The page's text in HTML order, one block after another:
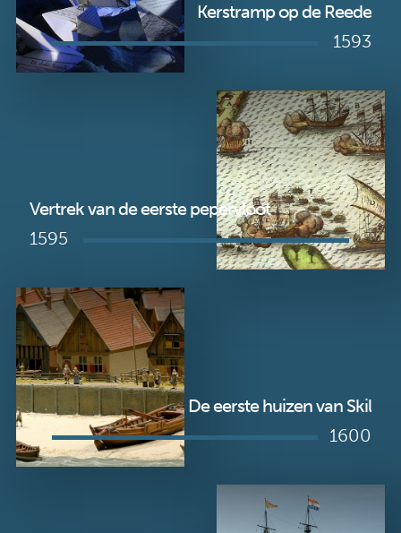
Kerstramp op de Reede
1593
Vertrek van de eerste pepervloot
1595
De eerste huizen van Skil
1600